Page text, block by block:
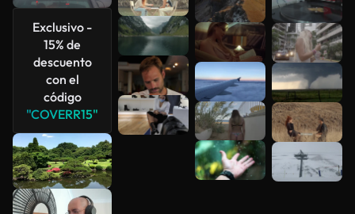
Exclusivo -
15% de
descuento
con el
código
"COVERR15"